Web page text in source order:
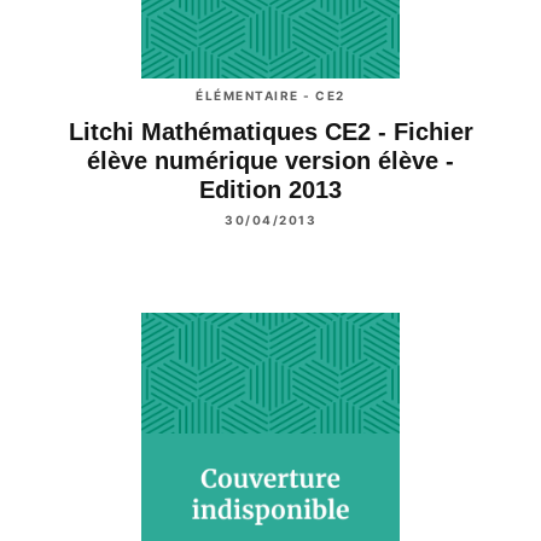
ÉLÉMENTAIRE - CE2
Litchi Mathématiques CE2 - Fichier
élève numérique version élève -
Edition 2013
30/04/2013